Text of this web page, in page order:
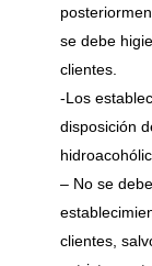
se debe
clientes.
-Los
disposición
– No se
clientes,